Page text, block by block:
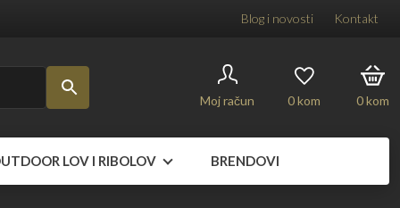
Blog i novosti Kontakt
Moj račun 0kom 0kom
LOV I RIBOLOV BRENDOVI